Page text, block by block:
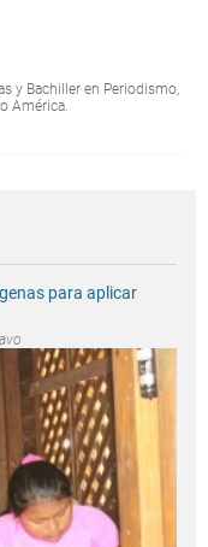
y Bachiller en Periodismo,
América.
para aplicar